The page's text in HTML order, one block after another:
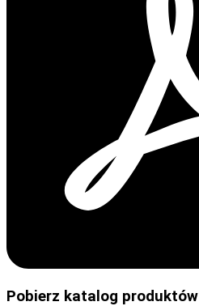
Pobierz katalog produktów